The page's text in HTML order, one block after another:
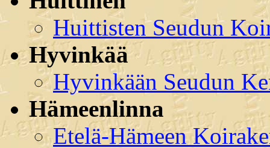
Huittisten Seudun
Hyvinkää
Hyvinkään Seudun
Hämeenlinna
Etelä-Hämeen